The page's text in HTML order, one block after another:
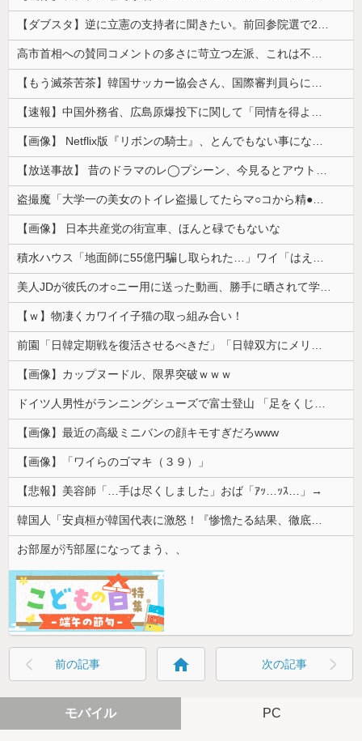
【画像】 日本共産党の街宣車、ほんと碌でもないな
【ｗ】物凄くカワイイ子猫の取っ組み合い！
【画像】カップヌードル、限界突破ｗｗｗ
【画像】最近の高級ミニバンの顔キモすぎだろwww
【画像】「ワイらのゴマキ（３９）」
【悲報】美容師「…手は尽くしました」おば「ｱｯ…ｯｽ…」→
お部屋が汚部屋になってまう、、
前の記事 home 次の記事
モバイル PC